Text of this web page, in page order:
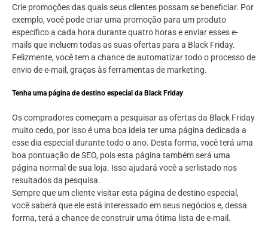
Crie promoções das quais seus clientes possam se beneficiar. Por
exemplo, você pode criar uma promoção para um produto
específico a cada hora durante quatro horas e enviar esses e-
mails que incluem todas as suas ofertas para a Black Friday.
Felizmente, você tem a chance de automatizar todo o processo de
envio de e-mail, graças às ferramentas de marketing.
Tenha uma página de destino especial da Black Friday
Os compradores começam a pesquisar as ofertas da Black Friday
muito cedo, por isso é uma boa ideia ter uma página dedicada a
esse dia especial durante todo o ano. Desta forma, você terá uma
boa pontuação de SEO, pois esta página também será uma
página normal de sua loja. Isso ajudará você a serlistado nos
resultados da pesquisa.
Sempre que um cliente visitar esta página de destino especial,
você saberá que ele está interessado em seus negócios e, dessa
forma, terá a chance de construir uma ótima lista de e-mail.